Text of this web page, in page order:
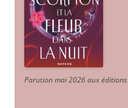
Parution mai 2026 aux